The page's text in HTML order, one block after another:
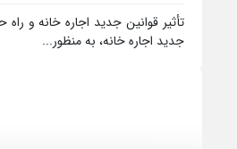
تأثیر قوانین جدید اجاره خانه و
جدید اجاره خانه، به منظور...